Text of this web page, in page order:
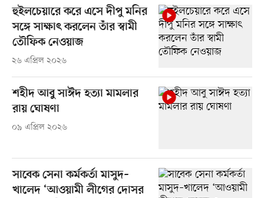
হুইলচেয়ারে করে এসে দীপু মনির
সঙ্গে সাক্ষাৎ করলেন তাঁর স্বামী
তৌফিক নেওয়াজ
২৬ এপ্রিল ২০২৬
শহীদ আবু সাঈদ হত্যা মামলার
রায় ঘোষণা
০৯ এপ্রিল ২০২৬
সাবেক সেনা কর্মকর্তা মাসুদ–
খালেদ ‘আওয়ামী লীগের দোসর